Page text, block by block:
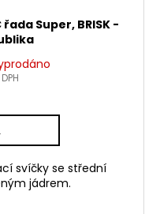
Super, BRISK -
svíčky se střední
jádrem.